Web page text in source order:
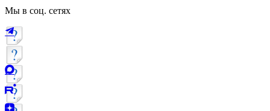
Мы в соц. сетях